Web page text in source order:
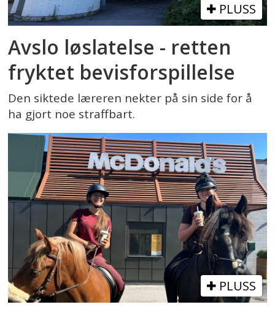
PLUSS
Avslo løslatelse - retten
fryktet bevisforspillelse
Den siktede læreren nekter på sin side for å
ha gjort noe straffbart.
PLUSS